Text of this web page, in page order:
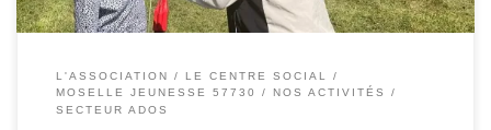
L'ASSOCIATION
LE CENTRE SOCIAL
MOSELLE JEUNESSE 57730
NOS ACTIVITÉS
SECTEUR ADOS